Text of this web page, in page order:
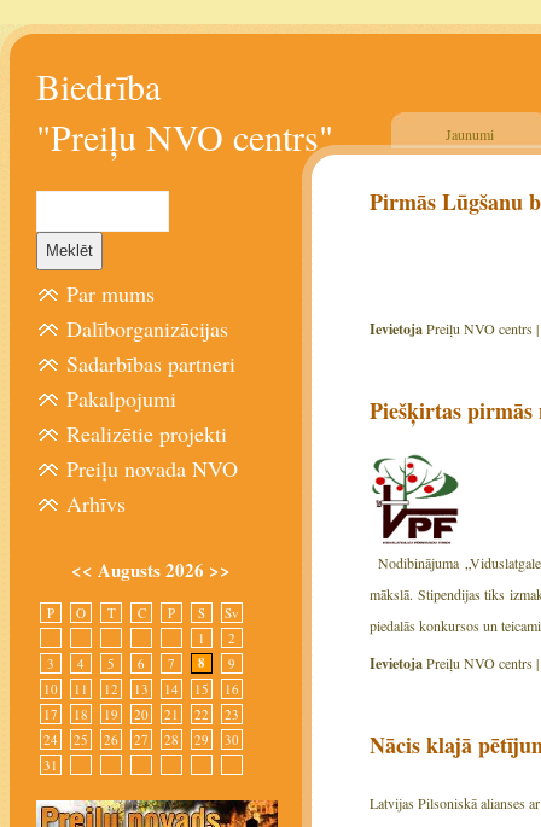
Biedrība
"Preiļu NVO centrs"
Jaunumi
Pirmās Lūgšanu
IevietojaPreiļu NVO centrs |
Piešķirtas
Nodibinājuma
mākslā. Stipendijas tiks
piedalās konkursos un
IevietojaPreiļu NVO centrs |
Nācis klajā
Latvijas Pilsoniskā alianses
Par mums
Dalīborganizācijas
Sadarbības partneri
Pakalpojumi
Realizētie projekti
Preiļu novada NVO
Arhīvs
<< Augusts 2026 >>
P O T C P S
Sv
1
2
3
4 5 6 7 8
9
10
11 12 13 14 15
16
17
18 19 20 21 22
23
24
25 26 27 28 29
30
31